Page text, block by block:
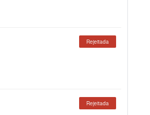
Rejeitada
Rejeitada